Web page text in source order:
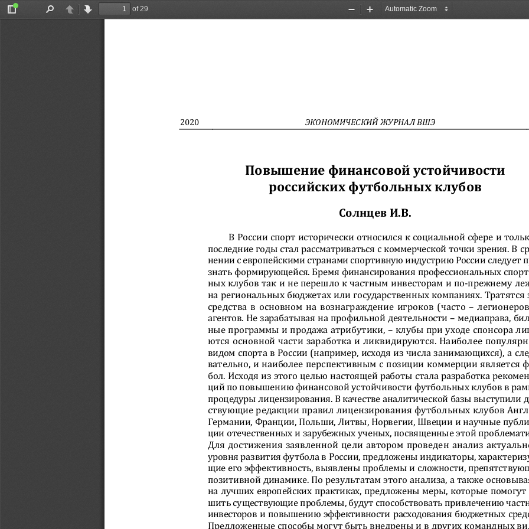
Toggle
PreviousNext
of 29
Zoom
Zoom
2020 ЭКОНОМИЧЕСКИЙ ЖУРНАЛ ВШЭ
Повышение финансовой устойчивости
российских футбольных клубов
Солнцев И.B.
В России спорт исторически относился к социальной сфере и
последние годы стал рассматриваться с коммерческой точки зрения. В
нении с европейскими странами спортивную индустрию России следует
знать формирующейся. Бремя финансирования профессиональных
ных клубов так и не перешло к частным инвесторам и по-прежнему
на региональных бюджетах или государственных компаниях. Тратятся
средства в основном на вознаграждение игроков (часто –
агентов. Не зарабатывая на профильной деятельности – медиаправа,
ные программы и продажа атрибутики, – клубы при уходе спонсора
ются основной части заработка и ликвидируются. Наиболее
видом спорта в России (например, исходя из числа занимающихся), а
вательно, и наиболее перспективным с позиции коммерции является
бол. Исходя из этого целью настоящей работы стала разработка
ций по повышению финансовой устойчивости футбольных клубов в
процедуры лицензирования. В качестве аналитической базы выступили
ствующие редакции правил лицензирования футбольных клубов
Германии, Франции, Польши, Литвы, Норвегии, Швеции и научные
ции отечественных и зарубежных ученых, посвященные этой
Для достижения заявленной цели автором проведен анализ
уровня развития футбола в России, предложены индикаторы,
щие его эффективность, выявлены проблемы и сложности,
позитивной динамике. По результатам этого анализа, а также
на лучших европейских практиках, предложены меры, которые помогут
шить существующие проблемы, будут способствовать привлечению
инвесторов и повышению эффективности расходования бюджетных
Предложенные способы могут быть внедрены и в других командных